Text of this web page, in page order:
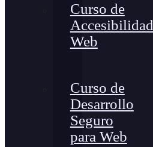
Curso de
Accesibilidad
Web
Curso de
Desarrollo
Seguro
para Web